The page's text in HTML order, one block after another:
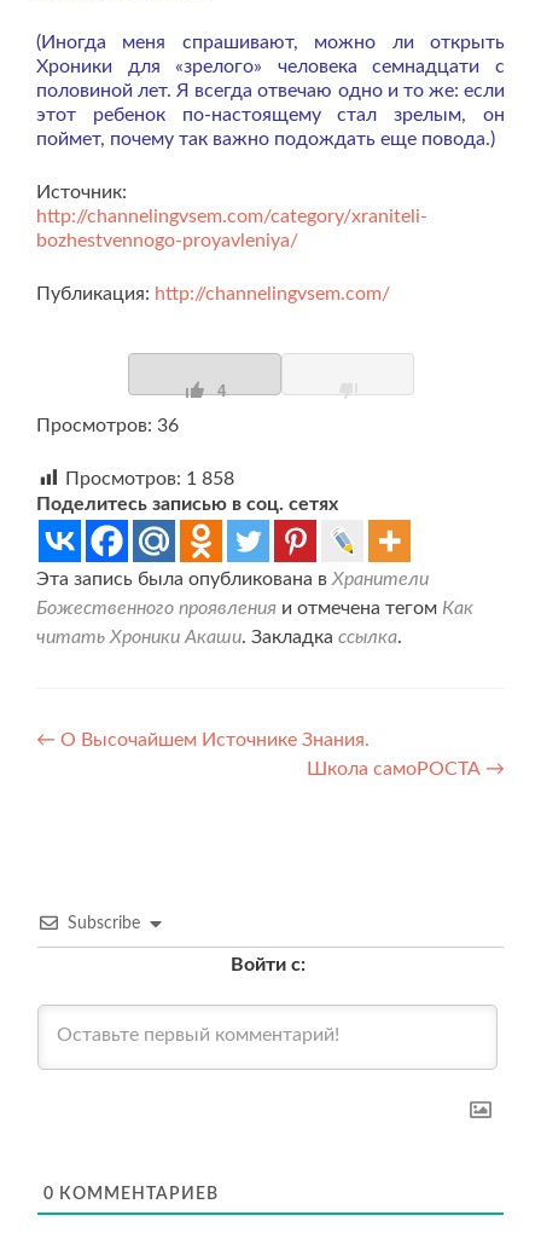
(Иногда меня спрашивают, можно ли открыть
Хроники для «зрелого» человека семнадцати с
половиной лет. Я всегда отвечаю одно и то же: если
этот ребенок по-настоящему стал зрелым, он
поймет, почему так важно подождать еще повода.)
Источник:
http://channelingvsem.com/category/xraniteli-
bozhestvennogo-proyavleniya/
Публикация: http://channelingvsem.com/
4
Просмотров: 36
Просмотров: 1 858
Поделитесь записью в соц. сетях
Эта запись была опубликована в Хранители
Божественного проявления и отмечена тегом Как
читать Хроники Акаши. Закладка ссылка.
Навигация
← О Высочайшем Источнике Знания.
Школа самоРОСТА →
Subscribe
Войти с:
0 КОММЕНТАРИЕВ